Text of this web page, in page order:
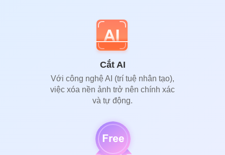
Cắt AI
Với công nghệ AI (trí tuệ nhân tạo),
việc xóa nền ảnh trở nên chính xác
và tự động.